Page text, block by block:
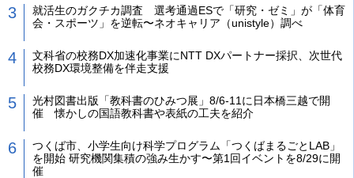
就活生のガクチカ調査 選考通過ESで「研究・ゼミ」が「体育
会・スポーツ」を逆転〜ネオキャリア（unistyle）調べ
文科省の校務DX加速化事業にNTT DXパートナー採択、次世代
校務DX環境整備を伴走支援
光村図書出版「教科書のひみつ展」8/6-11に日本橋三越で開
催 懐かしの国語教科書や表紙の工夫を紹介
つくば市、小学生向け科学プログラム「つくばまるごとLAB」
を開始 研究機関集積の強み生かす〜第1回イベントを8/29に開
催